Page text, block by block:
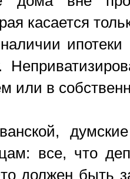
касается
или в
все, что
должен быть